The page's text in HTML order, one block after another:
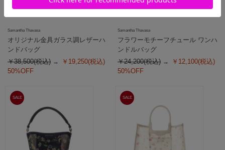
Samantha Thavasa
オリジナル金具ガラス調レザーハ
ンドバッグ
￥38,500(税込)
￥19,250(税込)
50%OFF
Samantha Thavasa
フラワーモチーフチュール ワンハ
ンドルバッグ
￥24,200(税込)
￥12,100(税込)
50%OFF
SALE SALE